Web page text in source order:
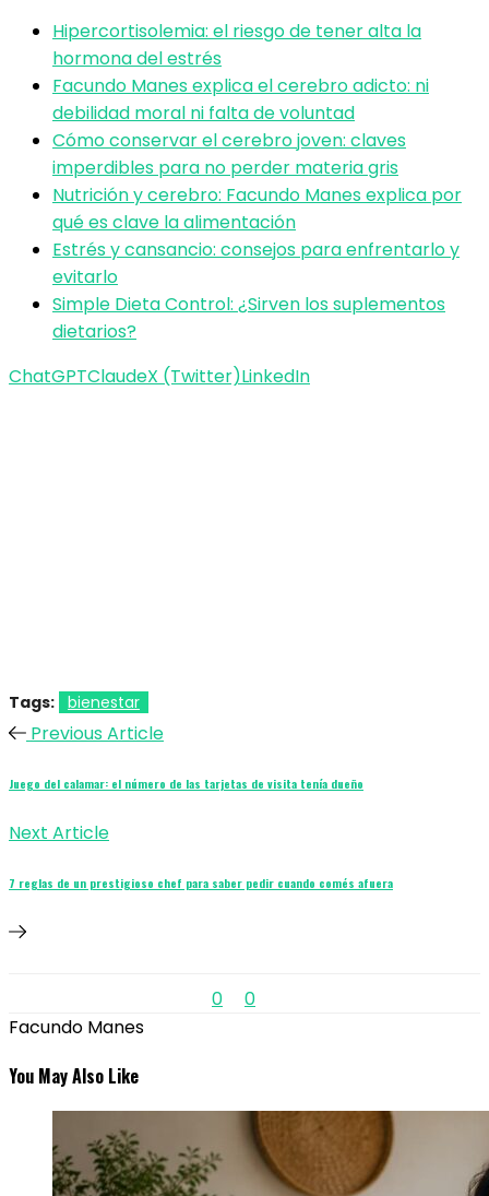
Hipercortisolemia: el riesgo de tener alta la
hormona del estrés
Facundo Manes explica el cerebro adicto: ni
debilidad moral ni falta de voluntad
Cómo conservar el cerebro joven: claves
imperdibles para no perder materia gris
Nutrición y cerebro: Facundo Manes explica por
qué es clave la alimentación
Estrés y cansancio: consejos para enfrentarlo y
evitarlo
Simple Dieta Control: ¿Sirven los suplementos
dietarios?
ChatGPTClaudeX (Twitter)LinkedIn
Tags: bienestar
Previous Article
Juego del calamar: el número de las tarjetas de visita tenía dueño
Next Article
7 reglas de un prestigioso chef para saber pedir cuando comés afuera
0
0
Facundo Manes
You May Also Like